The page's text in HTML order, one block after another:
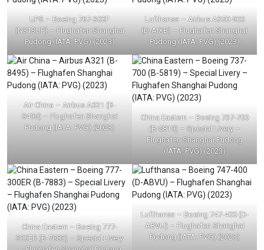
UPS – Boeing 767-300F
(N313UP) – Flughafen Shanghai
Pudong (IATA: PVG) (2023)
Lufthansa – Airbus A350-900
(D-AIXB) – Flughafen Shanghai
Pudong (IATA: PVG) (2023)
Air China – Airbus A321 (B-
8495) – Flughafen Shanghai
Pudong (IATA: PVG) (2023)
China Eastern – Boeing 737-700
(B-5819) – Special Livery –
Flughafen Shanghai Pudong
(IATA: PVG) (2023)
China Eastern – Boeing 777-
300ER (B-7883) – Special Livery
Lufthansa – Boeing 747-400 (D-
ABVU) – Flughafen Shanghai
Pudong (IATA: PVG) (2023)